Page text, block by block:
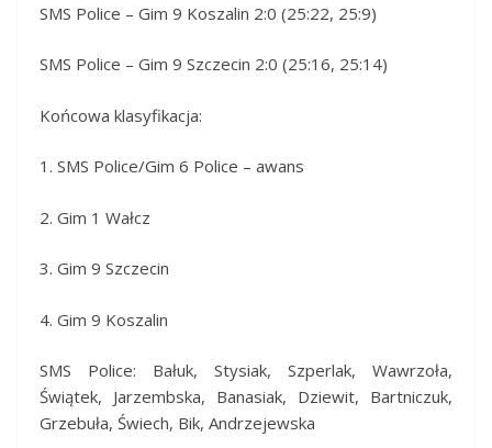
SMS Police – Gim 9 Koszalin 2:0 (25:22, 25:9)
SMS Police – Gim 9 Szczecin 2:0 (25:16, 25:14)
Końcowa klasyfikacja:
1. SMS Police/Gim 6 Police – awans
2. Gim 1 Wałcz
3. Gim 9 Szczecin
4. Gim 9 Koszalin
SMS Police: Bałuk, Stysiak, Szperlak, Wawrzoła,
Świątek, Jarzembska, Banasiak, Dziewit, Bartniczuk,
Grzebuła, Świech, Bik, Andrzejewska